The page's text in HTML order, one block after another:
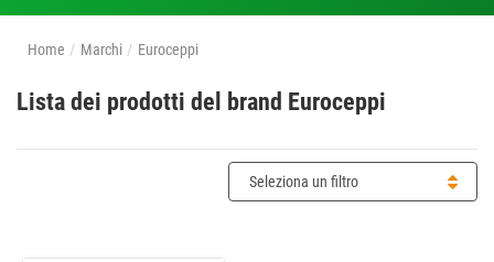
Home Marchi Euroceppi
Lista dei prodotti del brand Euroceppi
Seleziona un filtro